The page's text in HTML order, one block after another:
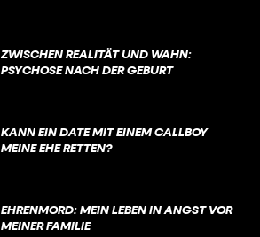
ZWISCHEN REALITÄT UND WAHN:
PSYCHOSE NACH DER GEBURT
KANN EIN DATE MIT EINEM CALLBOY
MEINE EHE RETTEN?
EHRENMORD: MEIN LEBEN IN ANGST VOR
MEINER FAMILIE